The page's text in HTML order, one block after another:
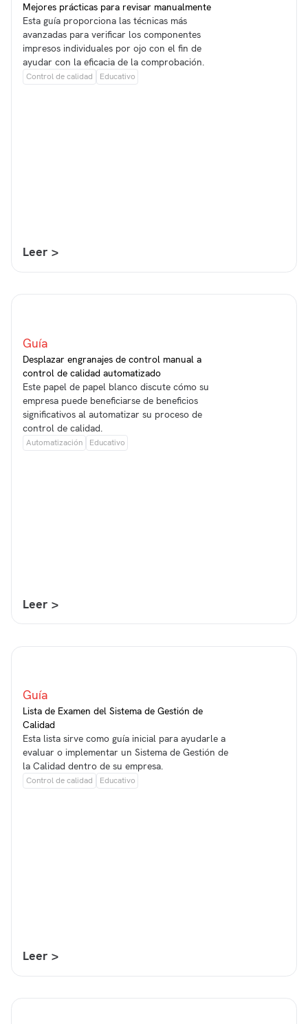
Mejores prácticas para revisar manualmente
Esta guía proporciona las técnicas más
avanzadas para verificar los componentes
impresos individuales por ojo con el fin de
ayudar con la eficacia de la comprobación.
Control de calidad Educativo
Leer >
Guía
Desplazar engranajes de control manual a
control de calidad automatizado
Este papel de papel blanco discute cómo su
empresa puede beneficiarse de beneficios
significativos al automatizar su proceso de
control de calidad.
Automatización Educativo
Leer >
Guía
Lista de Examen del Sistema de Gestión de
Calidad
Esta lista sirve como guía inicial para ayudarle a
evaluar o implementar un Sistema de Gestión de
la Calidad dentro de su empresa.
Control de calidad Educativo
Leer >